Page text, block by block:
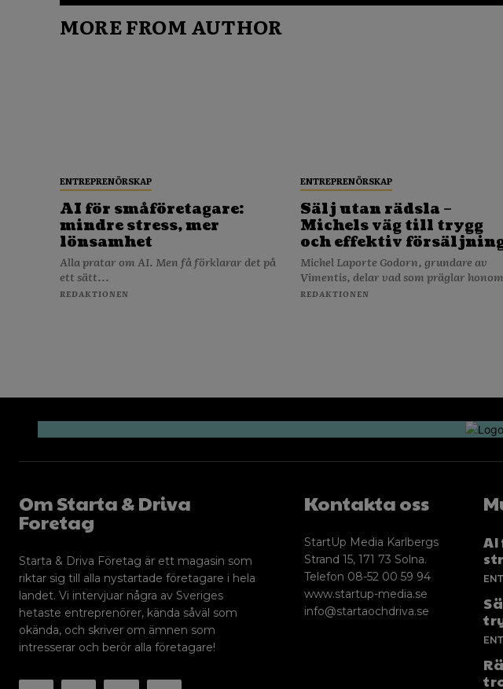
MORE FROM AUTHOR
ENTREPRENÖRSKAP
AI för småföretagare:
mindre stress, mer
lönsamhet
Alla pratar om AI. Men få förklarar det på
ett sätt...
REDAKTIONEN
ENTREPRENÖRSKAP
Sälj utan rädsla –
Michels väg till trygg
och effektiv
Michel Laporte Godorn, grundare av
Vimentis, delar vad som präglar
REDAKTIONEN
Om Starta & Driva
Foretag
Starta & Driva Företag är ett magasin som
riktar sig till alla nystartade företagare i hela
landet. Vi intervjuar några av Sveriges
hetaste entreprenörer, kända såväl som
okända, och skriver om ämnen som
intresserar och berör alla företagare!
Kontakta oss
StartUp Media Karlbergs
Strand 15, 171 73 Solna.
Telefon 08-52 00 59 94
www.startup-media.se
info@startaochdriva.se